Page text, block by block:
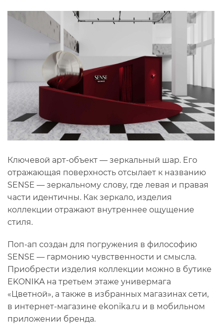
Ключевой арт-объект — зеркальный шар. Его
отражающая поверхность отсылает к названию
SENSE — зеркальному слову, где левая и правая
части идентичны. Как зеркало, изделия
коллекции отражают внутреннее ощущение
стиля.
Поп-ап создан для погружения в философию
SENSE — гармонию чувственности и смысла.
Приобрести изделия коллекции можно в бутике
EKONIKA на третьем этаже универмага
«Цветной», а также в избранных магазинах сети,
в интернет-магазине ekonika.ru и в мобильном
приложении бренда.